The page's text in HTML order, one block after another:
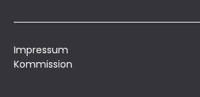
Impressum
Kommission